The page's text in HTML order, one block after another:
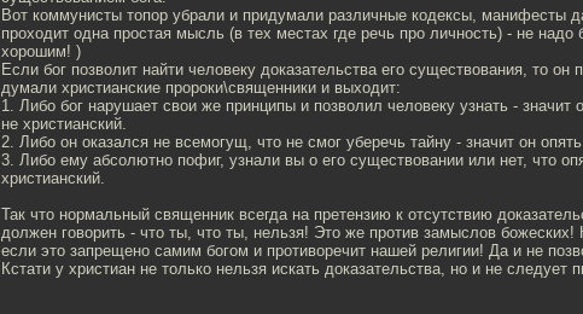
Вот коммунисты топор убрали и придумали различные кодексы, манифесты
проходит одна простая мысль (в тех местах где речь про личность) - не
хорошим! )
Если бог позволит найти человеку доказательства его существования, то он
думали христианские пророки\священники и выходит:
1. Либо бог нарушает свои же принципы и позволил человеку узнать - значит
не христианский.
2. Либо он оказался не всемогущ, что не смог уберечь тайну - значит он
3. Либо ему абсолютно пофиг, узнали вы о его существовании или нет, что
христианский.
Так что нормальный священник всегда на претензию к отсутствию
должен говорить - что ты, что ты, нельзя! Это же против замыслов божеских!
если это запрещено самим богом и противоречит нашей религии! Да и не
Кстати у христиан не только нельзя искать доказательства, но и не следует